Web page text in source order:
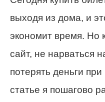
выходя из дома, и
экономит время. Но
сайт, не нарваться
потерять деньги
статье я пошагово